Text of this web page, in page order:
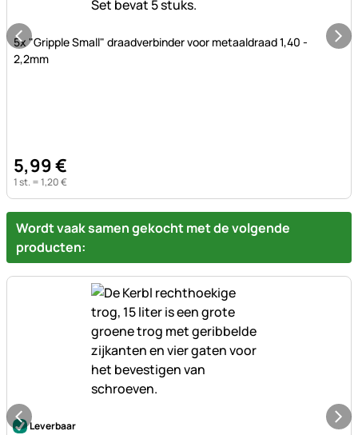
Nog geen beoordelingen geplaatst
5x "Gripple Small" draadverbinder voor metaaldraad 1,40 -
2,2mm
5,99€
1 st. =1,20€
Wordt vaak samen gekocht met de volgende
producten:
Nog geen beoordelingen geplaatst
Leverbaar